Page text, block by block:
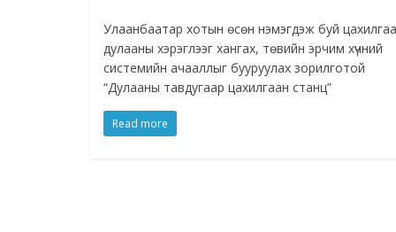
Улаанбаатар хотын өсөн нэмэгдэж буй
дулааны хэрэглээг хангах, төвийн эрчим хүчний
системийн ачааллыг бууруулах зорилготой
“Дулааны тавдугаар цахилгаан станц”
Read more